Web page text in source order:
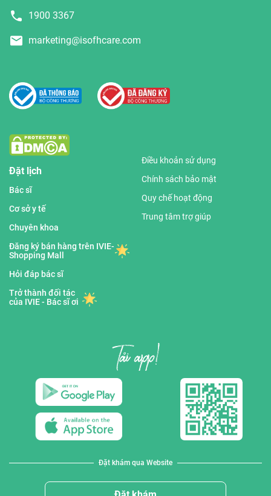
1900 3367
marketing@isofhcare.com
Đặt lịch
Bác sĩ
Cơ sở y tế
Chuyên khoa
Đăng ký bán hàng trên IVIE-
Shopping Mall
Hỏi đáp bác sĩ
Trở thành đối tác
của IVIE - Bác sĩ ơi
Điều khoản sử dụng
Chính sách bảo mật
Quy chế hoạt động
Trung tâm trợ giúp
Đặt khám qua Website